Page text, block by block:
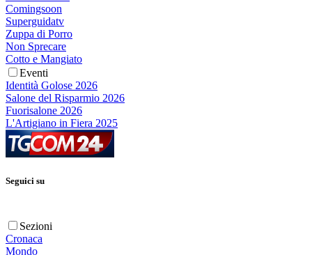
Comingsoon
Superguidatv
Zuppa di Porro
Non Sprecare
Cotto e Mangiato
Eventi
Identità Golose 2026
Salone del Risparmio 2026
Fuorisalone 2026
L'Artigiano in Fiera 2025
Seguici su
Sezioni
Cronaca
Mondo